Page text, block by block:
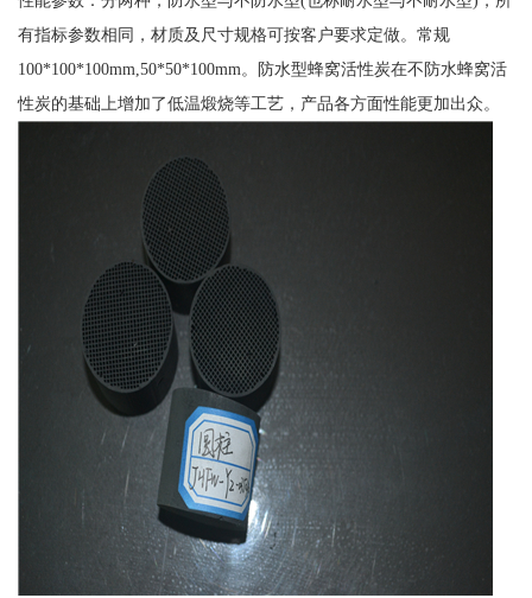
有指标参数相同，材质及尺寸规格可按客户要求定做。常规
100*100*100mm,50*50*100mm。防水型蜂窝活性炭在不防水蜂窝活
性炭的基础上增加了低温煅烧等工艺，产品各方面性能更加出众。